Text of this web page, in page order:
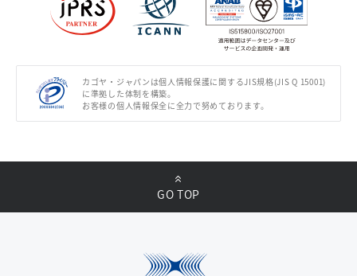
カゴヤ・ジャパンは個人情報保護に関するJIS規格(JIS Q 15001)
に準拠した体制を構築。
お客様の個人情報保全に全力で努めております。
GO TOP